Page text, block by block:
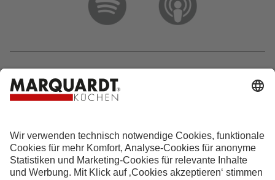
Hotline 0800 133 133 0
info@marquardt-kuechen.de
4.9Sterne aus4153Bewertungen